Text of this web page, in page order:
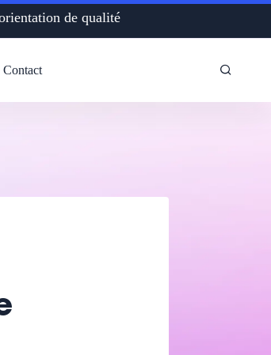
d'une orientation de qualité
Contact